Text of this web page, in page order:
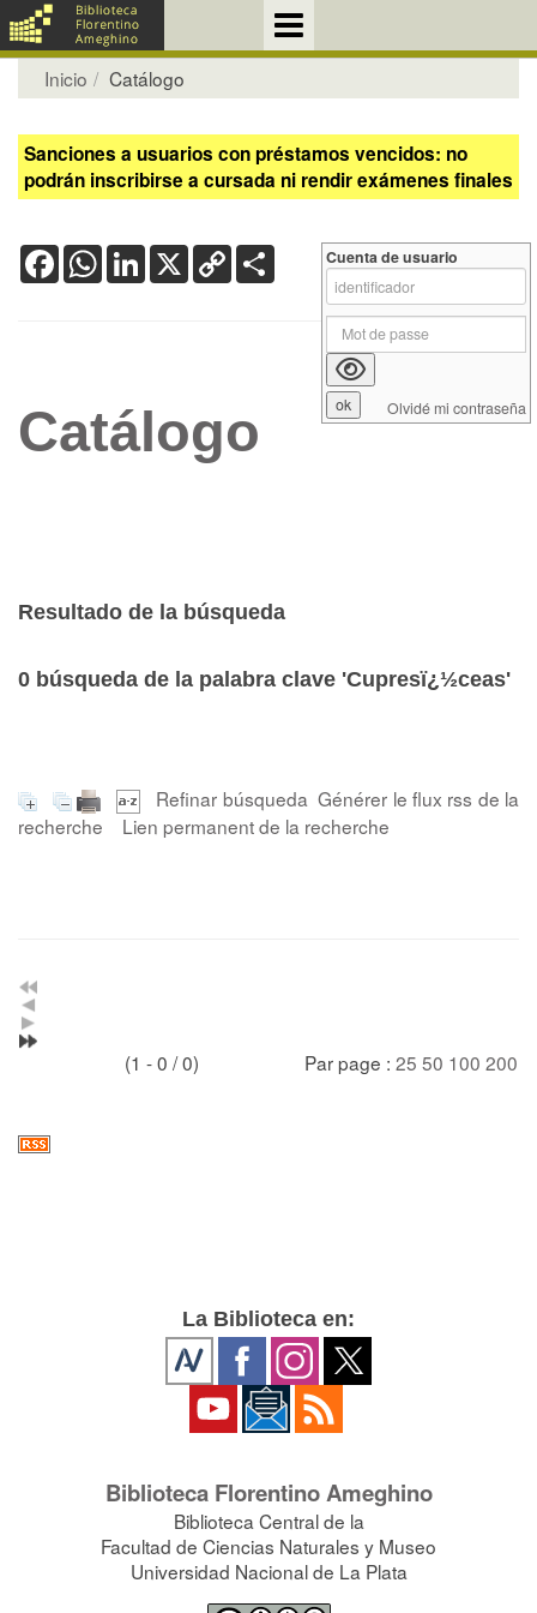
Inicio Catálogo
Sanciones a usuarios con préstamos vencidos: no
podrán inscribirse a cursada ni rendir exámenes finales
FacebookWhatsApp
LinkedIn
X Copy
Link
Catálogo
Resultado de la búsqueda
0 búsqueda de la palabra clave 'Cupresï¿½ceas'
Refinar búsqueda Générer le flux rss de la
recherche
Lien permanent de la recherche
(1 - 0 / 0) Par page : 25 50 100 200
Cuenta de usuario
Olvidé mi contraseña
La Biblioteca en:
Biblioteca Florentino Ameghino
Biblioteca Central de la
Facultad de Ciencias Naturales y Museo
Universidad Nacional de La Plata